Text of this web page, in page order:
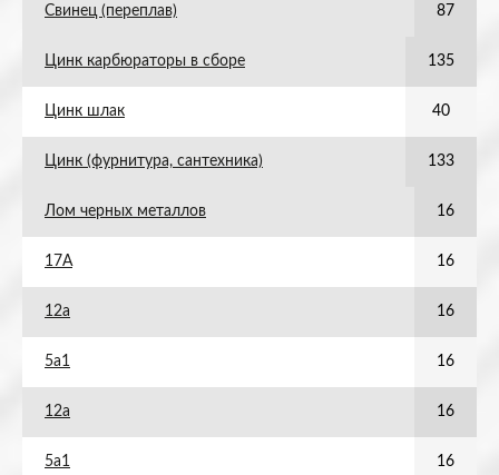
Свинец (переплав) 87
Цинк карбюраторы в сборе 135
Цинк шлак 40
Цинк (фурнитура, сантехника) 133
Лом черных металлов 16
17А 16
12а 16
5а1 16
12а 16
5а1 16